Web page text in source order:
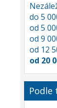
do 5
od 5
od 9
od 12
od 20